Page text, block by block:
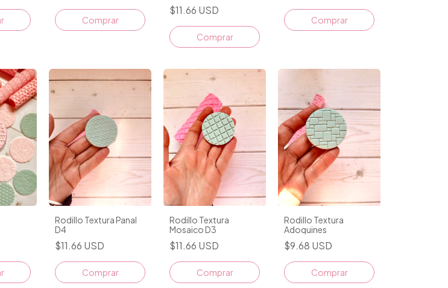
$11.66 USD
Rodillo Textura Panal
D4
$11.66 USD
Rodillo Textura
Mosaico D3
$11.66 USD
Rodillo Textura
Adoquines
$9.68 USD